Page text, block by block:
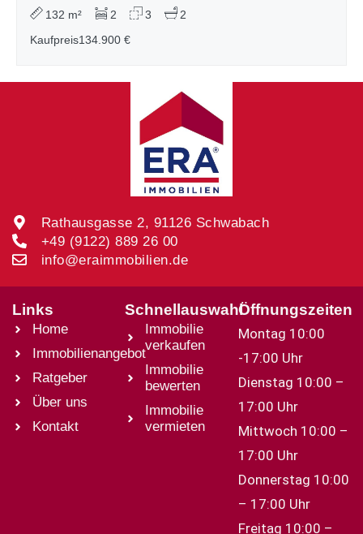
132 m² 2 3
2
Kaufpreis134.900 €
Rathausgasse 2, 91126 Schwabach
+49 (9122) 889 26 00
info@eraimmobilien.de
Links
Home
Immobilienangebot
Ratgeber
Über uns
Kontakt
Schnellauswahl
Immobilie
verkaufen
Immobilie
bewerten
Immobilie
vermieten
Öffnungszeiten
Montag 10:00
-17:00 Uhr
Dienstag 10:00 –
17:00 Uhr
Mittwoch 10:00 –
17:00 Uhr
Donnerstag 10:00
– 17:00 Uhr
Freitag 10:00 –